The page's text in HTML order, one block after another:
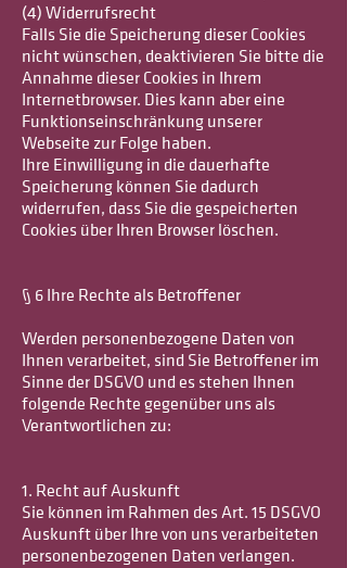
(4) Widerrufsrecht
Falls Sie die Speicherung dieser Cookies
nicht wünschen, deaktivieren Sie bitte die
Annahme dieser Cookies in Ihrem
Internetbrowser. Dies kann aber eine
Funktionseinschränkung unserer
Webseite zur Folge haben.
Ihre Einwilligung in die dauerhafte
Speicherung können Sie dadurch
widerrufen, dass Sie die gespeicherten
Cookies über Ihren Browser löschen.
§ 6 Ihre Rechte als Betroffener
Werden personenbezogene Daten von
Ihnen verarbeitet, sind Sie Betroffener im
Sinne der DSGVO und es stehen Ihnen
folgende Rechte gegenüber uns als
Verantwortlichen zu:
1. Recht auf Auskunft
Sie können im Rahmen des Art. 15 DSGVO
Auskunft über Ihre von uns verarbeiteten
personenbezogenen Daten verlangen.